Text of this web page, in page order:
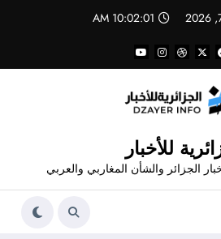
10:02:01 AM
للأخبار
الجزائر والشأن المغاربي والعربي